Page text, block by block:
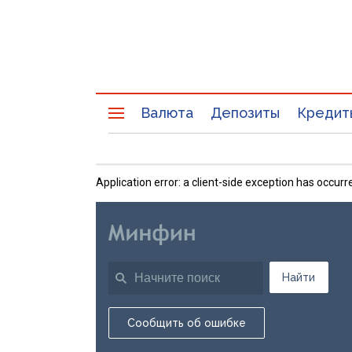
Валюта Депозиты
Application error: a client-side exception has
Найти
Сообщить об ошибке